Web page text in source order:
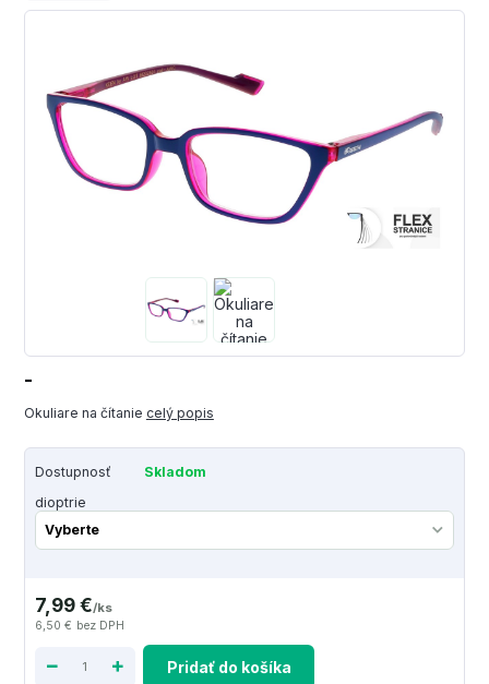
-
Okuliare na čítanie celý popis
Dostupnosť
Skladom
dioptrie
7,99 €/ks
6,50 € bez DPH
Pridať do košíka